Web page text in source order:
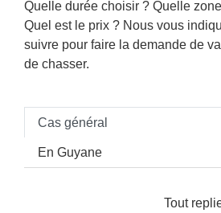
Quelle durée choisir ? Quelle
Quel est le prix ? Nous vous
suivre pour faire la demande de
de chasser.
Cas général
En Guyane
Tout